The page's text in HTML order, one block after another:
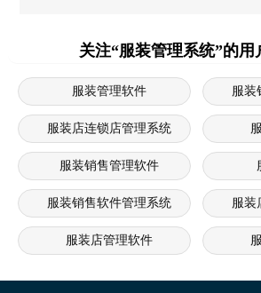
关注“服装管理系统”的用
服装管理软件 服装
服装店连锁店管理系统
服装销售管理软件
服装销售软件管理系统 服装
服装店管理软件